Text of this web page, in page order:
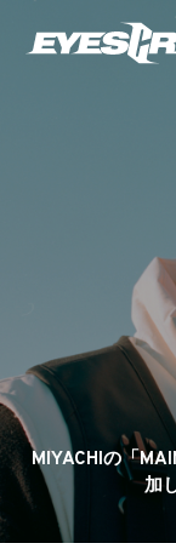
MIYACHIの「
加